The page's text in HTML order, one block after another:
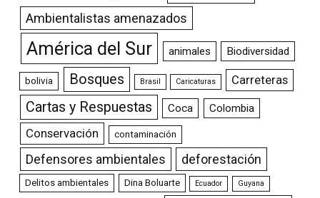
Ambientalistas amenazados
América del Sur animales Biodiversidad
bolivia Bosques Brasil Caricaturas Carreteras
Cartas y Respuestas Coca Colombia
Conservación contaminación
Defensores ambientales deforestación
Delitos ambientales Dina Boluarte Ecuador Guyana